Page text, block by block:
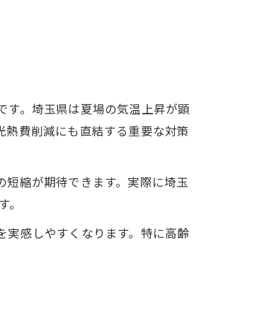
。埼玉県は夏場の気温上昇が顕
費削減にも直結する重要な対策
縮が期待できます。実際に埼玉
感しやすくなります。特に高齢